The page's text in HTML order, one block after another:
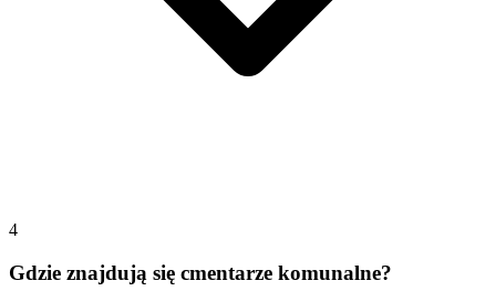
4
Gdzie znajdują się cmentarze komunalne?